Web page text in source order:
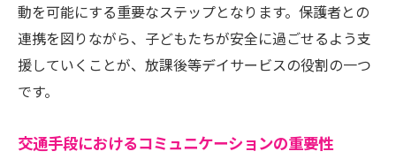
動を可能にする重要なステップとなります。保護者との
連携を図りながら、子どもたちが安全に過ごせるよう支
援していくことが、放課後等デイサービスの役割の一つ
です。
交通手段におけるコミュニケーションの重要性